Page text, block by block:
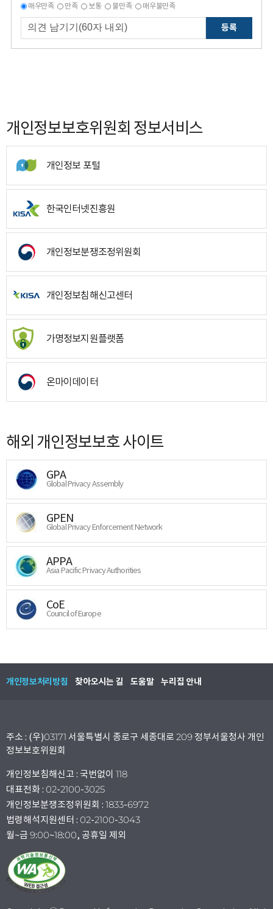
매우만족 만족 보통 불만족 매우불만족
등록
개인정보보호위원회 정보서비스
개인정보 포털
한국인터넷진흥원
개인정보분쟁조정위원회
개인정보침해신고센터
가명정보지원플랫폼
온마이데이터
해외 개인정보보호 사이트
GPA
Global Privacy Assembly
GPEN
Global Privacy Enforcement Network
APPA
Asia Pacific Privacy Authorities
CoE
Council of Europe
개인정보처리방침 찾아오시는 길 도움말 누리집 안내
주소 : (우)03171 서울특별시 종로구 세종대로 209 정부서울청사 개인
정보보호위원회
개인정보침해신고 : 국번없이 118
대표전화 : 02-2100-3025
개인정보분쟁조정위원회 : 1833-6972
법령해석지원센터 : 02-2100-3043
월~금 9:00~18:00, 공휴일 제외